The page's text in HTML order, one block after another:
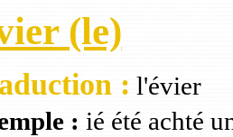
(le)
: l'évier
: ié été achté